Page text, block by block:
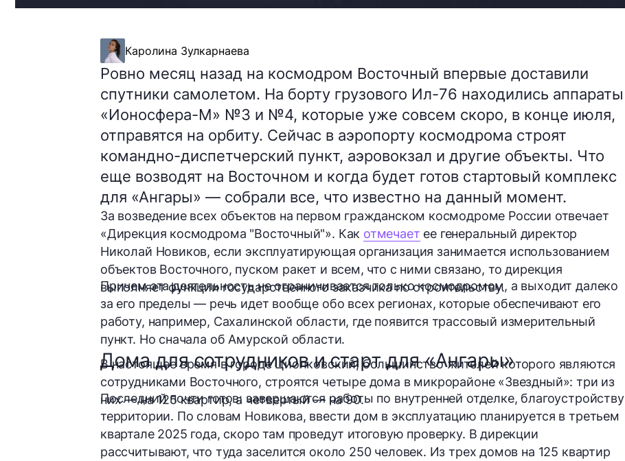
Каролина Зулкарнаева
Ровно месяц назад на космодром Восточный впервые доставили
спутники самолетом. На борту грузового Ил-76 находились аппараты
«Ионосфера-М» №3 и №4, которые уже совсем скоро, в конце июля,
отправятся на орбиту. Сейчас в аэропорту космодрома строят
командно-диспетчерский пункт, аэровокзал и другие объекты. Что
еще возводят на Восточном и когда будет готов стартовый комплекс
для «Ангары» — собрали все, что известно на данный момент.
За возведение всех объектов на первом гражданском космодроме России отвечает
«Дирекция космодрома "Восточный"». Как отмечает ее генеральный директор
Николай Новиков, если эксплуатирующая организация занимается использованием
объектов Восточного, пуском ракет и всем, что с ними связано, то дирекция
выполняет функциигосударственного заказчикапо строительству.
Причем эта деятельность не ограничивается только космодромом, а выходит далеко
за его пределы — речь идет вообще обо всех регионах, которые обеспечивают его
работу, например, Сахалинской области, где появится трассовый измерительный
пункт. Но сначала об Амурской области.
Дома для сотрудников и старт для «Ангары»
В настоящее время в городе Циолковский, большинство жителей которого являются
сотрудниками Восточного, строятся четыре дома в микрорайоне «Звездный»: три из
них — на 125 квартир, а четвертый — на 90.
Последний почти готов: завершаются работы по внутренней отделке, благоустройству
территории. По словам Новикова, ввести дом в эксплуатацию планируется в третьем
квартале 2025 года, скоро там проведут итоговую проверку. В дирекции
рассчитывают, что туда заселится около 250 человек. Из трех домов на 125 квартир